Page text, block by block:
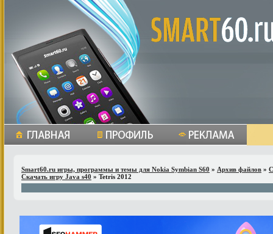
Smart60.ru игры, программы и темы для Nokia Symbian S60 » Архив файлов »
Скачать игру Java s40 » Tetris 2012